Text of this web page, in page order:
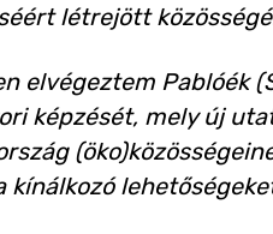
létrejött
elvégeztem Pablóék
képzését, mely új
kínálkozó